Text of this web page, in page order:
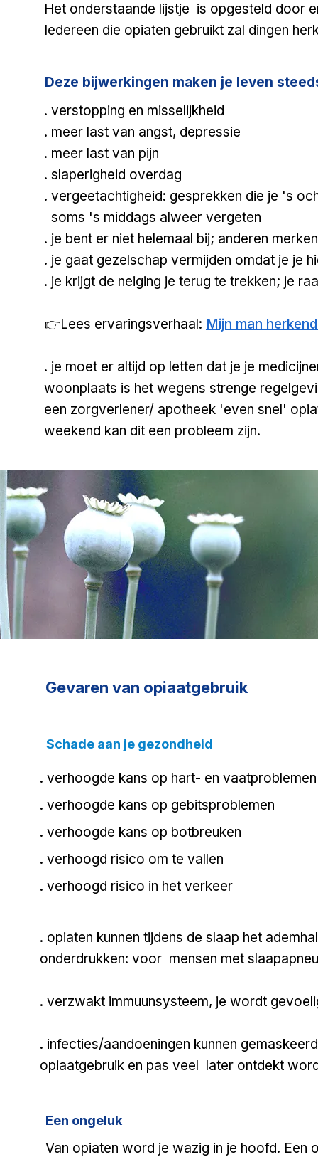
Het onderstaande lijstje is opgesteld door
Iedereen die opiaten gebruikt zal dingen
Deze bijwerkingen maken je leven
. verstopping en misselijkheid
. meer last van angst, depressie
. meer last van pijn
. slaperigheid overdag
. vergeetachtigheid: gesprekken die je 's
soms 's middags alweer vergeten
. je bent er niet helemaal bij; anderen
. je gaat gezelschap vermijden omdat je je
. je krijgt de neiging je terug te trekken; je
👉Lees ervaringsverhaal: Mijn man
. je moet er altijd op letten dat je je
woonplaats is het wegens strenge
een zorgverlener/ apotheek 'even snel'
weekend kan dit een probleem zijn.
Gevaren van opiaatgebruik
Schade aan je gezondheid
.​ verhoogde kans op hart- en vaatproblemen
. verhoogde kans op gebitsproblemen
. verhoogde kans op botbreuken​
. verhoogd risico om te vallen
. verhoogd risico in het verkeer
. opiaten kunnen tijdens de slaap
onderdrukken: voor mensen met
. verzwakt immuunsysteem, je wordt
. infecties/aandoeningen kunnen
opiaatgebruik en pas veel later ontdekt
Een ongeluk
Van opiaten word je wazig in je hoofd. Een